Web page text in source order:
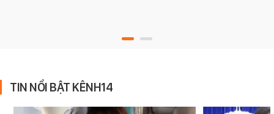
TIN NỔI BẬT KÊNH14